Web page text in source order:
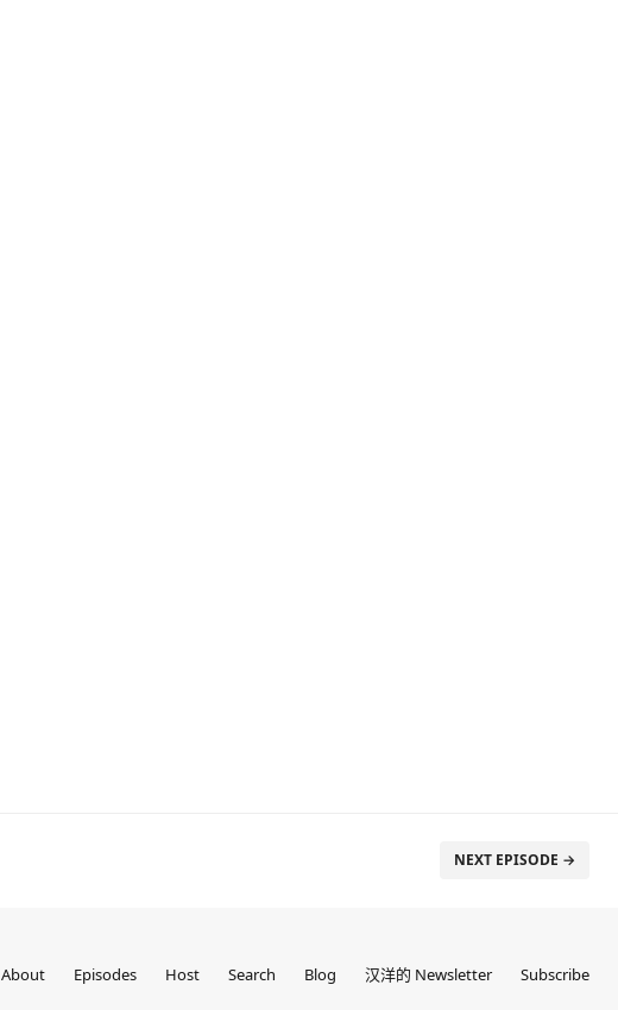
NEXT EPISODE →
About Episodes Host Search Blog 汉洋的 Newsletter Subscribe